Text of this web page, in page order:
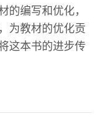
的编写和优化，
为教材的优化贡
这本书的进步传